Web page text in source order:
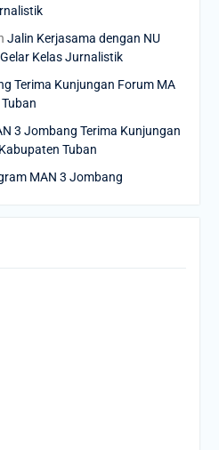
Jalin Kerjasama dengan NU
Kelas Jurnalistik
Terima Kunjungan Forum MA
3 Jombang Terima Kunjungan
Tuban
MAN 3 Jombang